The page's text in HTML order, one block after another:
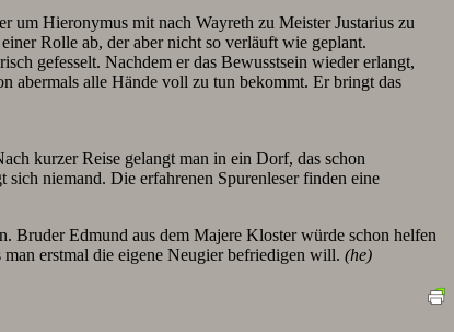
um Hieronymus mit nach Wayreth zu Meister Justarius zu
Rolle ab, der aber nicht so verläuft wie geplant.
gefesselt. Nachdem er das Bewusstsein wieder erlangt,
abermals alle Hände voll zu tun bekommt. Er bringt das
kurzer Reise gelangt man in ein Dorf, das schon
niemand. Die erfahrenen Spurenleser finden eine
Bruder Edmund aus dem Majere Kloster würde schon helfen
erstmal die eigene Neugier befriedigen will. (he)